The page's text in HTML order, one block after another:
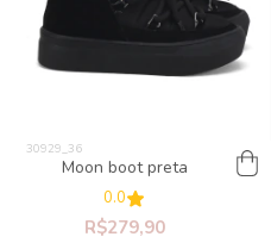
Moon boot preta
0.0
R$279,90